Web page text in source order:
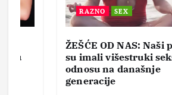
u
RAZNO SEX
ŽEŠĆE OD NAS: Naši
su imali višestruki
odnosu na današnje
generacije